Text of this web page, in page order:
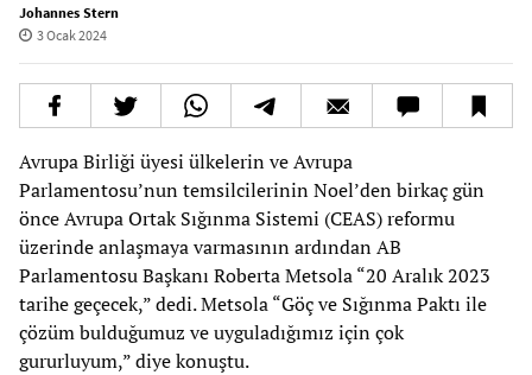
Johannes Stern
3 Ocak 2024
Avrupa Birliği üyesi ülkelerin ve Avrupa
Parlamentosu’nun temsilcilerinin Noel’den birkaç gün
önce Avrupa Ortak Sığınma Sistemi (CEAS) reformu
üzerinde anlaşmaya varmasının ardından AB
Parlamentosu Başkanı Roberta Metsola “20 Aralık 2023
tarihe geçecek,” dedi. Metsola “Göç ve Sığınma Paktı ile
çözüm bulduğumuz ve uyguladığımız için çok
gururluyum,” diye konuştu.